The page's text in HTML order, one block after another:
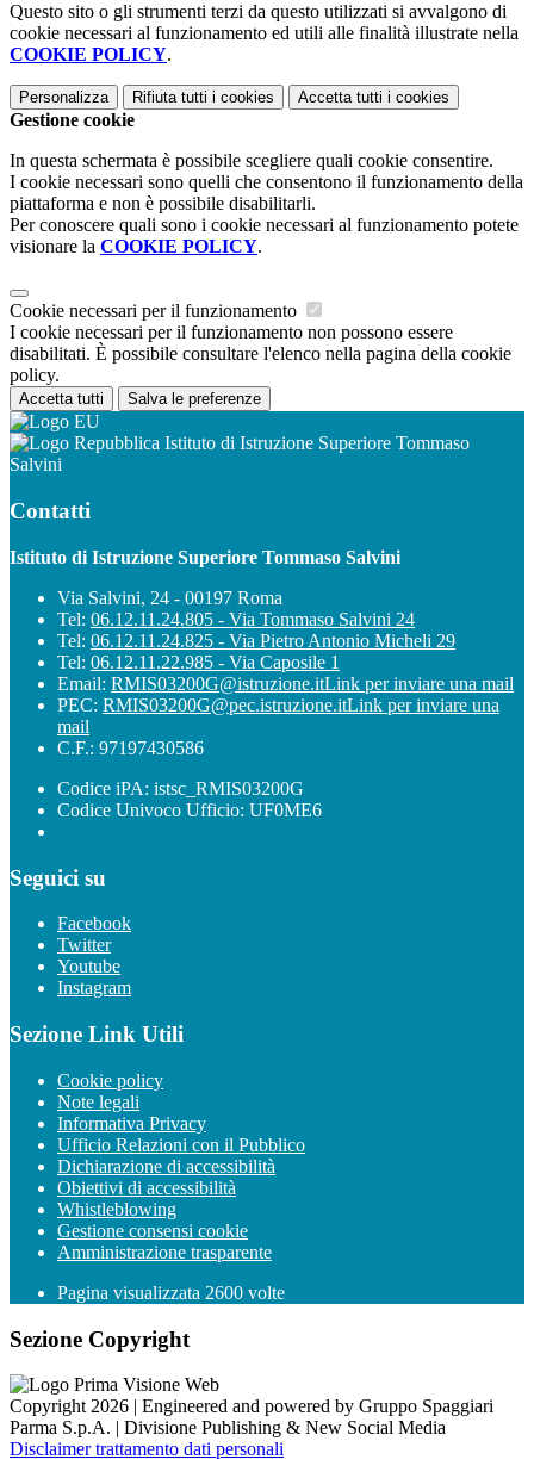
Questo sito o gli strumenti terzi da questo utilizzati si avvalgono di
cookie necessari al funzionamento ed utili alle finalità illustrate nella
COOKIE POLICY.
Personalizza Rifiuta tutti i cookies Accetta tutti i cookies
Gestione cookie
In questa schermata è possibile scegliere quali cookie consentire.
I cookie necessari sono quelli che consentono il funzionamento della
piattaforma e non è possibile disabilitarli.
Per conoscere quali sono i cookie necessari al funzionamento potete
visionare la COOKIE POLICY.
Cookie necessari per il funzionamento
I cookie necessari per il funzionamento non possono essere
disabilitati. È possibile consultare l'elenco nella pagina della cookie
policy.
Accetta tutti Salva le preferenze
Istituto di Istruzione Superiore Tommaso
Salvini
Contatti
Istituto di Istruzione Superiore Tommaso Salvini
Via Salvini, 24 - 00197 Roma
Tel: 06.12.11.24.805 - Via Tommaso Salvini 24
Tel: 06.12.11.24.825 - Via Pietro Antonio Micheli 29
Tel: 06.12.11.22.985 - Via Caposile 1
Email: RMIS03200G@istruzione.itLink per inviare una mail
PEC: RMIS03200G@pec.istruzione.itLink per inviare una
mail
C.F.: 97197430586
Codice iPA: istsc_RMIS03200G
Codice Univoco Ufficio: UF0ME6
Seguici su
Facebook
Twitter
Youtube
Instagram
Sezione Link Utili
Cookie policy
Note legali
Informativa Privacy
Ufficio Relazioni con il Pubblico
Dichiarazione di accessibilità
Obiettivi di accessibilità
Whistleblowing
Gestione consensi cookie
Amministrazione trasparente
Pagina visualizzata 2600 volte
Sezione Copyright
Copyright 2026 | Engineered and powered by Gruppo Spaggiari
Parma S.p.A. | Divisione Publishing & New Social Media
Disclaimer trattamento dati personali